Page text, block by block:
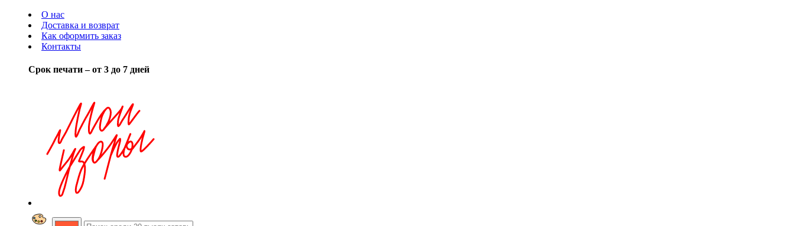
О нас
Доставка и возврат
Как оформить заказ
Контакты
Срок печати – от 3 до 7 дней